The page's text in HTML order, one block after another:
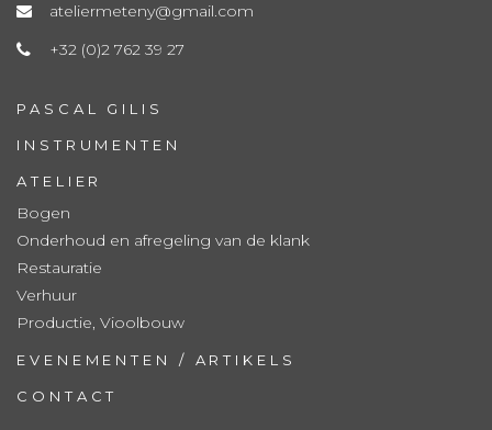
ateliermeteny@gmail.com
+32 (0)2 762 39 27
PASCAL GILIS
INSTRUMENTEN
ATELIER
Bogen
Onderhoud en afregeling van de klank
Restauratie
Verhuur
Productie, Vioolbouw
EVENEMENTEN / ARTIKELS
CONTACT